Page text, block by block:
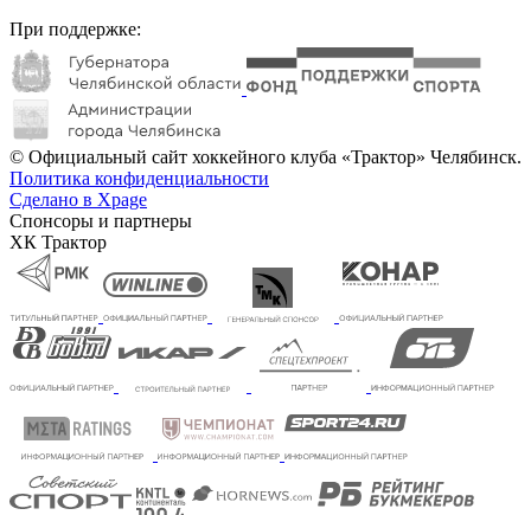
При поддержке:
© Официальный сайт хоккейного клуба «Трактор» Челябинск.
Политика конфиденциальности
Сделано в Xpage
Спонсоры и партнеры
ХК Трактор